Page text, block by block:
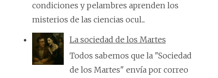
condiciones y pelambres aprenden los
misterios de las ciencias ocul...
La sociedad de los Martes
Todos sabemos que la "Sociedad
de los Martes" envía por correo